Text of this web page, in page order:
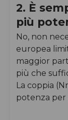
2. È
più
No, non
europea
maggior
più che
La coppia
potenza per